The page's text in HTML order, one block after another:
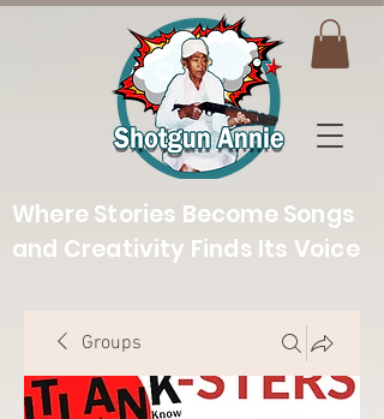
Where Stories Become Songs
and Creativity Finds Its Voice
Groups